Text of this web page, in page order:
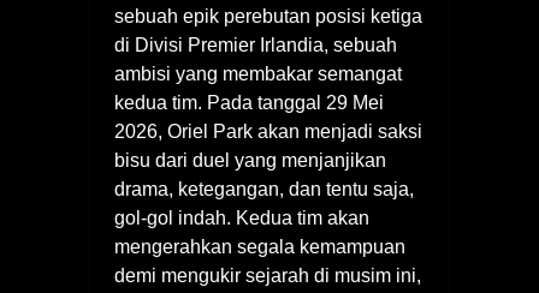
sebuah epik perebutan posisi ketiga
di Divisi Premier Irlandia, sebuah
ambisi yang membakar semangat
kedua tim. Pada tanggal 29 Mei
2026, Oriel Park akan menjadi saksi
bisu dari duel yang menjanjikan
drama, ketegangan, dan tentu saja,
gol-gol indah. Kedua tim akan
mengerahkan segala kemampuan
demi mengukir sejarah di musim ini,